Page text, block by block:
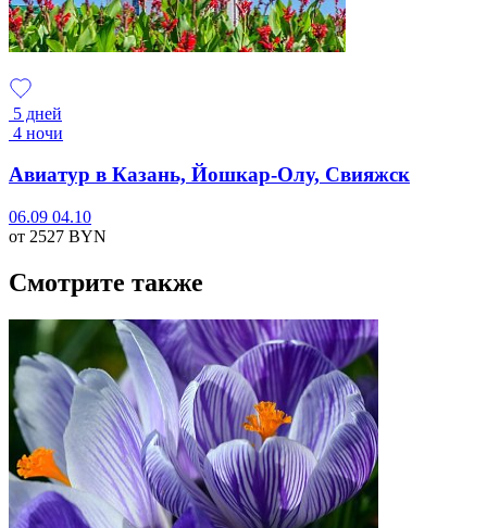
5 дней
4 ночи
Авиатур в Казань, Йошкар-Олу, Свияжск
06.09 04.10
от 2527 BYN
Смотрите также